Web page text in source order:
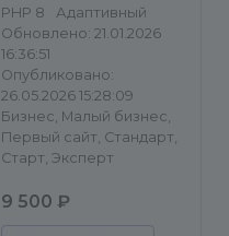
PHP 8
Адаптивный
Обновлено: 21.01.2026
16:36:51
Опубликовано:
26.05.2026 15:28:09
Бизнес, Малый бизнес,
Первый сайт, Стандарт,
Старт, Эксперт
9 500 ₽